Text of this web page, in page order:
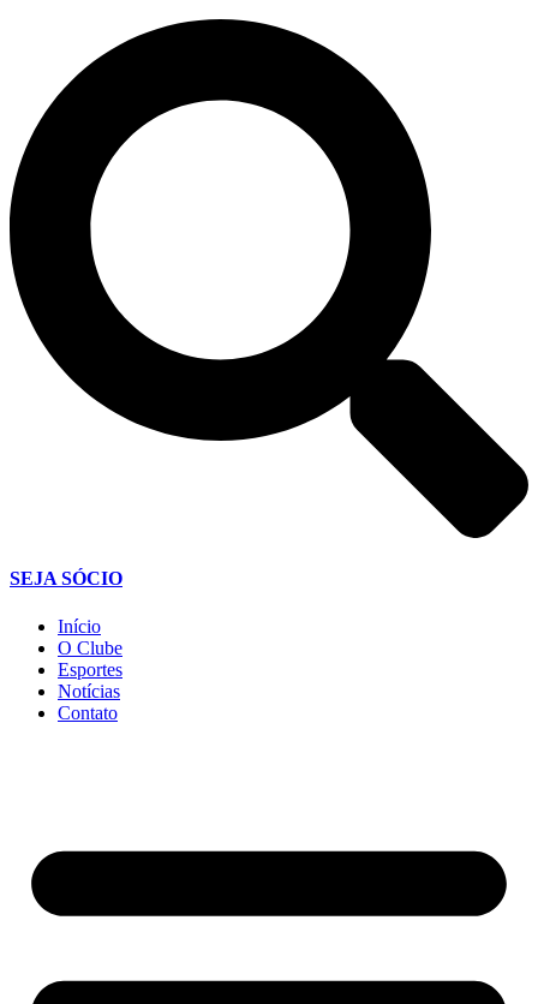
SEJA SÓCIO
Início
O Clube
Esportes
Notícias
Contato